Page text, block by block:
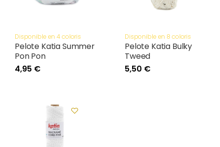
Disponible en 4 coloris
Pelote Katia Summer
Pon Pon
4,95 €
Disponible en 8 coloris
Pelote Katia Bulky
Tweed
5,50 €